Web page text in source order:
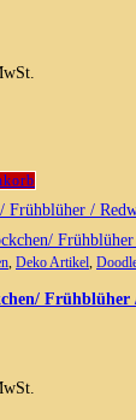
, Deko Artikel,